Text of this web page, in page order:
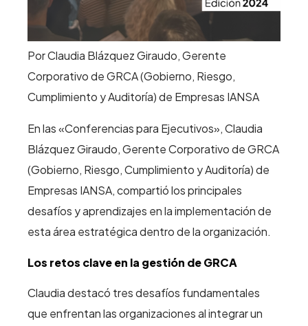
Por Claudia Blázquez Giraudo, Gerente
Corporativo de GRCA (Gobierno, Riesgo,
Cumplimiento y Auditoría) de Empresas IANSA
En las «Conferencias para Ejecutivos», Claudia
Blázquez Giraudo, Gerente Corporativo de GRCA
(Gobierno, Riesgo, Cumplimiento y Auditoría) de
Empresas IANSA, compartió los principales
desafíos y aprendizajes en la implementación de
esta área estratégica dentro de la organización.
Los retos clave en la gestión de GRCA
Claudia destacó tres desafíos fundamentales
que enfrentan las organizaciones al integrar un